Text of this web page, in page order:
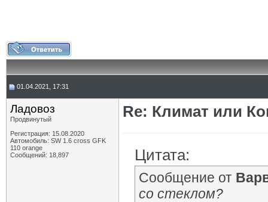
01.04.2021, 17:31
Ладовоз
Продвинутый
Регистрация: 15.08.2020
Автомобиль: SW 1.6 cross GFK
110 orange
Сообщений: 18,897
Re: Климат или
Цитата:
Сообщение от
со стеклом?